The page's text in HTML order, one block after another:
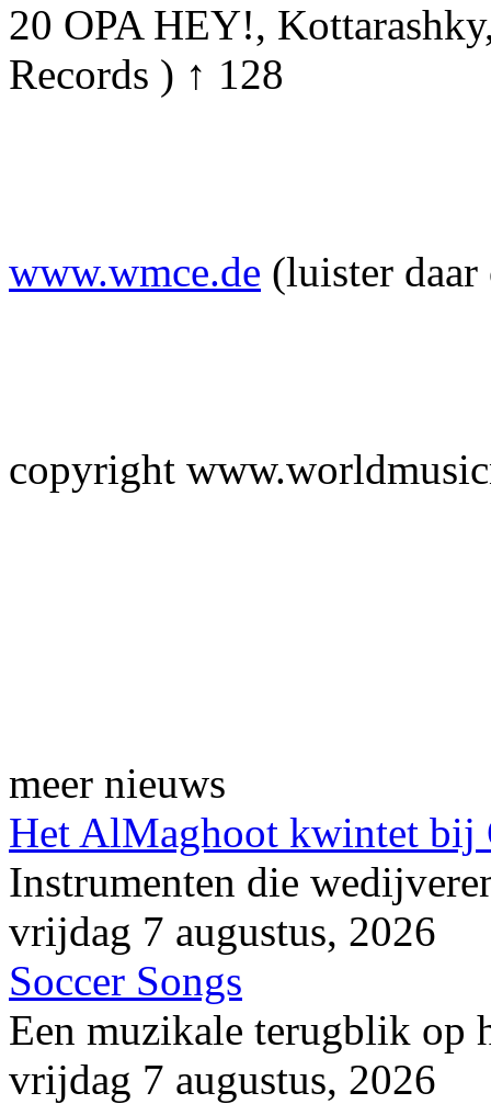
20 OPA HEY!,
Records ) ↑ 128
www.wmce.de (luister daar
copyright
meer nieuws
Het AlMaghoot kwintet bij
Instrumenten die
vrijdag 7 augustus, 2026
Soccer Songs
Een muzikale terugblik op
vrijdag 7 augustus, 2026